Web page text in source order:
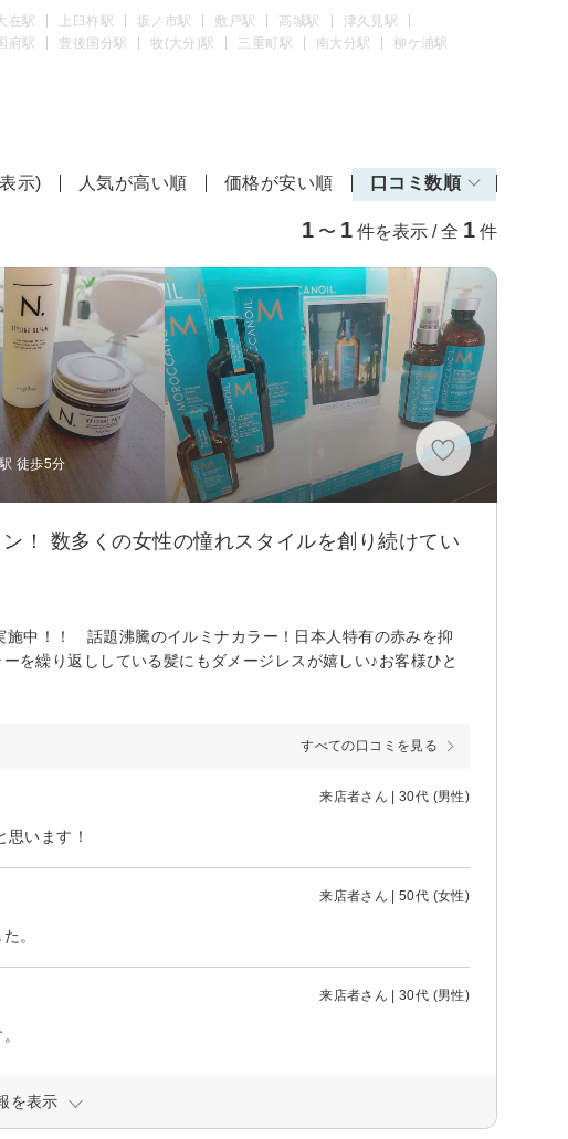
在駅 上臼杵駅 坂ノ市駅 敷戸駅 高城駅
津久見駅
府駅 豊後国分駅 牧(大分)駅 三重町駅 南大分駅 柳ケ浦駅
示) 人気が高い順 価格が安い順 口コミ数順
1 〜 1 件を表示 / 全 1 件
徒歩5分
！ 数多くの女性の憧れスタイルを創り続けてい
中！！ 話題沸騰のイルミナカラー！日本人特有の赤みを抑
を繰り返ししている髪にもダメージレスが嬉しい♪お客様ひと
すべての口コミを見る
来店者さん | 30代 (男性)
います！
来店者さん | 50代 (女性)
。
来店者さん | 30代 (男性)
を表示